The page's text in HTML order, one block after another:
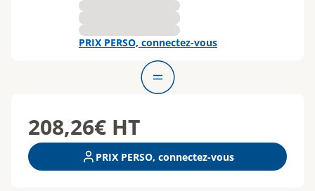
PRIX PERSO, connectez-vous
208,26€ HT
PRIX PERSO, connectez-vous